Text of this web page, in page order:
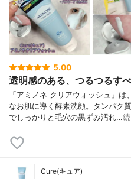
5.00
透明感のある、つるつるす
「アミノネ クリアウォッシュ」
なお肌に導く酵素洗顔。タンパク
でしっかりと毛穴の黒ずみ汚れ…
Cure(キュア)